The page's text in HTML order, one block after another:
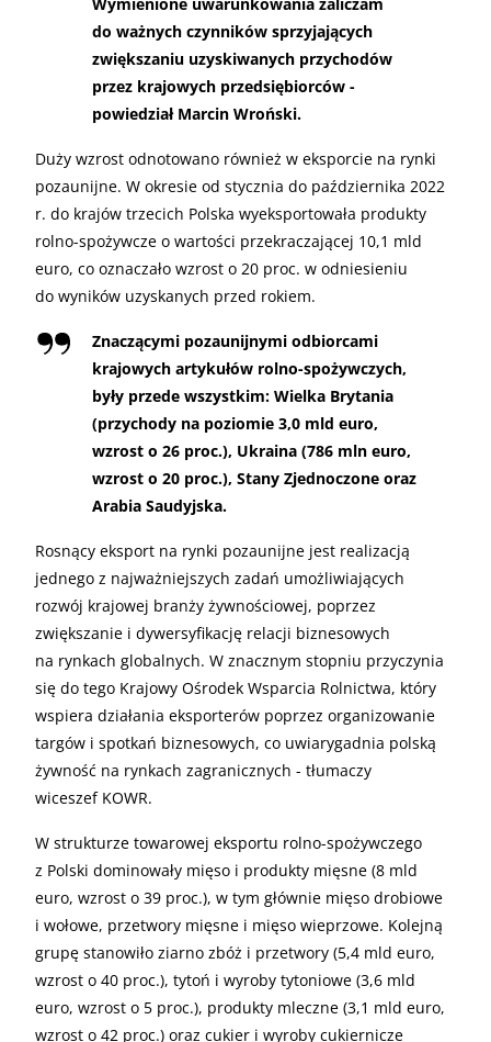
do ważnych czynników sprzyjających
zwiększaniu uzyskiwanych przychodów
przez krajowych przedsiębiorców -
powiedział Marcin Wroński.
Duży wzrost odnotowano również w eksporcie na rynki
pozaunijne. W okresie od stycznia do października 2022
r. do krajów trzecich Polska wyeksportowała produkty
rolno-spożywcze o wartości przekraczającej 10,1 mld
euro, co oznaczało wzrost o 20 proc. w odniesieniu
do wyników uzyskanych przed rokiem.
Znaczącymi pozaunijnymi odbiorcami
krajowych artykułów rolno-spożywczych,
były przede wszystkim: Wielka Brytania
(przychody na poziomie 3,0 mld euro,
wzrost o 26 proc.), Ukraina (786 mln euro,
wzrost o 20 proc.), Stany Zjednoczone oraz
Arabia Saudyjska.
Rosnący eksport na rynki pozaunijne jest realizacją
jednego z najważniejszych zadań umożliwiających
rozwój krajowej branży żywnościowej, poprzez
zwiększanie i dywersyfikację relacji biznesowych
na rynkach globalnych. W znacznym stopniu przyczynia
się do tego Krajowy Ośrodek Wsparcia Rolnictwa, który
wspiera działania eksporterów poprzez organizowanie
targów i spotkań biznesowych, co uwiarygadnia polską
żywność na rynkach zagranicznych - tłumaczy
wiceszef KOWR.
W strukturze towarowej eksportu rolno-spożywczego
z Polski dominowały mięso i produkty mięsne (8 mld
euro, wzrost o 39 proc.), w tym głównie mięso drobiowe
i wołowe, przetwory mięsne i mięso wieprzowe. Kolejną
grupę stanowiło ziarno zbóż i przetwory (5,4 mld euro,
wzrost o 40 proc.), tytoń i wyroby tytoniowe (3,6 mld
euro, wzrost o 5 proc.), produkty mleczne (3,1 mld euro,
wzrost o 42 proc.) oraz cukier i wyroby cukiernicze